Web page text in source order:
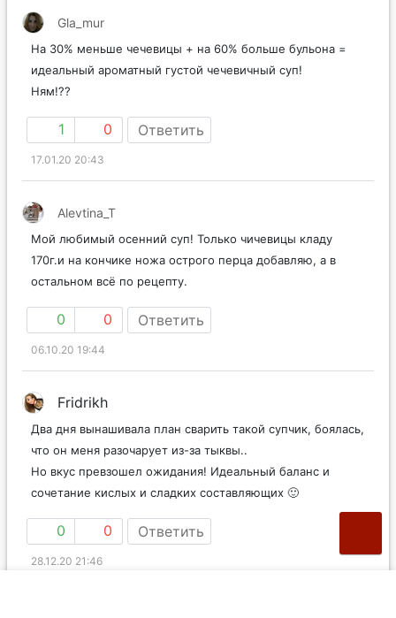
Gla_mur
На 30% меньше чечевицы + на 60% больше бульона =
идеальный ароматный густой чечевичный суп!
Ням!??
1 0 Ответить
17.01.20 20:43
Alevtina_T
Мой любимый осенний суп! Только чичевицы кладу
170г.и на кончике ножа острого перца добавляю, а в
остальном всё по рецепту.
0 0 Ответить
06.10.20 19:44
Fridrikh
Два дня вынашивала план сварить такой супчик, боялась,
что он меня разочарует из-за тыквы..
Но вкус превзошел ожидания! Идеальный баланс и
сочетание кислых и сладких составляющих 🙂
0 0 Ответить
28.12.20 21:46